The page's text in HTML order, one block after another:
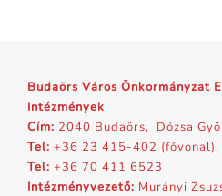
Budaörs Város Önkormányzat
Intézmények
Cím: 2040 Budaörs, Dózsa
Tel: +36 23 415-402 (fővonal),
Tel: +36 70 411 6523
Intézményvezető: Murányi